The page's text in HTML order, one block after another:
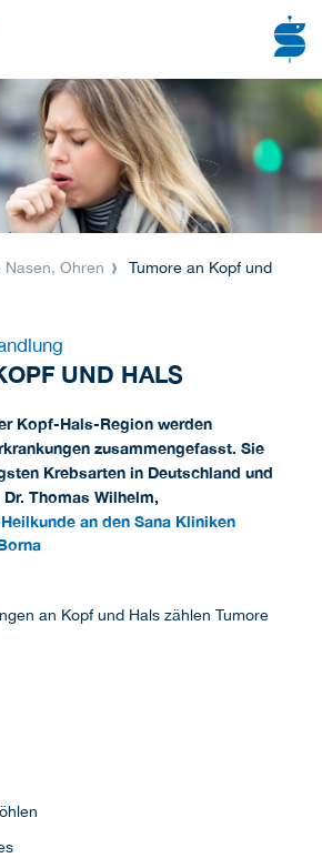
Nasen, Ohren
Tumore an Kopf und
UND HALS
Kopf-Hals-Region werden
zusammengefasst. Sie
Krebsarten in Deutschland und
Thomas Wilhelm,
an den Sana Kliniken
an Kopf und Hals zählen Tumore